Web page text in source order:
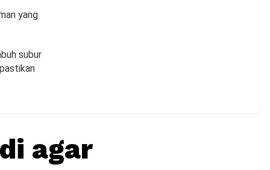
yang
subur
agar